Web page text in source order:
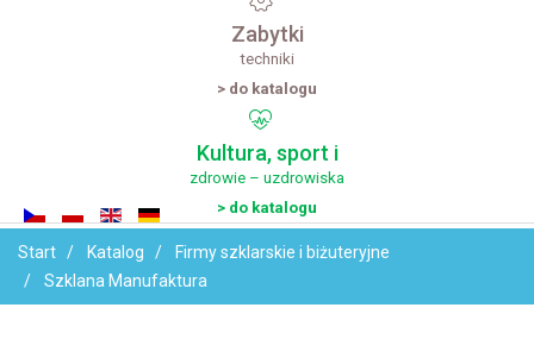
Zabytki
techniki
> do katalogu
Kultura, sport i
zdrowie – uzdrowiska
> do katalogu
Start Katalog
Firmy szklarskie i biżuteryjne
Szklana Manufaktura